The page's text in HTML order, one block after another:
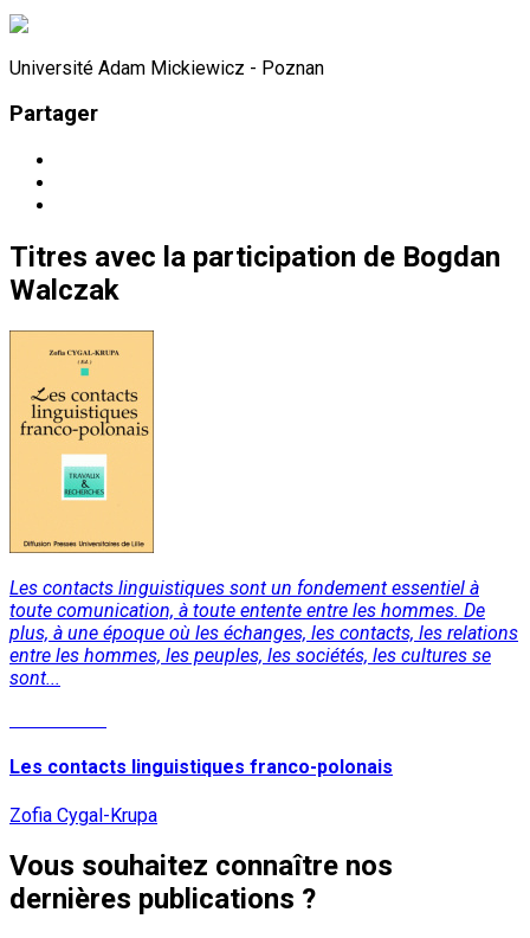
Université Adam Mickiewicz - Poznan
Partager
Titres avec la participation de Bogdan
Walczak
Les contacts linguistiques sont un fondement essentiel à
toute comunication, à toute entente entre les hommes. De
plus, à une époque où les échanges, les contacts, les relations
entre les hommes, les peuples, les sociétés, les cultures se
sont...
Les contacts linguistiques franco-polonais
Zofia Cygal-Krupa
Vous souhaitez connaître nos
dernières publications ?